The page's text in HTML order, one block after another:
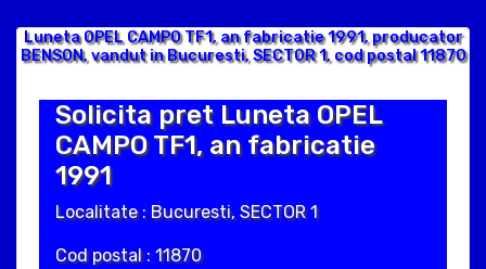
Luneta OPEL CAMPO TF1, an fabricatie 1991, producator
BENSON, vandut in Bucuresti, SECTOR 1, cod postal 11870
Solicita pret Luneta OPEL
CAMPO TF1, an fabricatie
1991
Localitate : Bucuresti, SECTOR 1
Cod postal : 11870